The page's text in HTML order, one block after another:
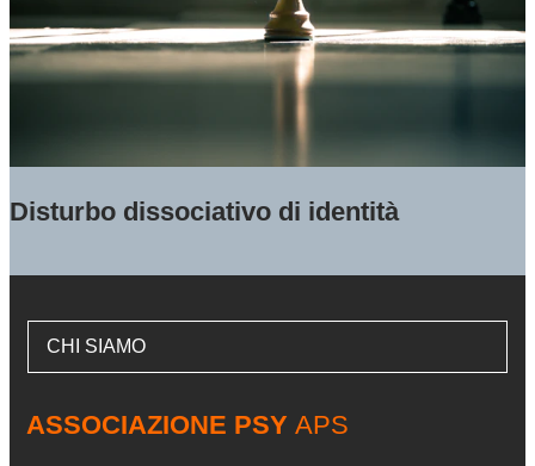
Disturbo dissociativo di identità
CHI SIAMO
ASSOCIAZIONE PSY APS